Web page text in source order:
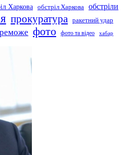
Харкова обстріл Харкова обстріли
прокуратура
ракетний удар
фото фото та відео хабар